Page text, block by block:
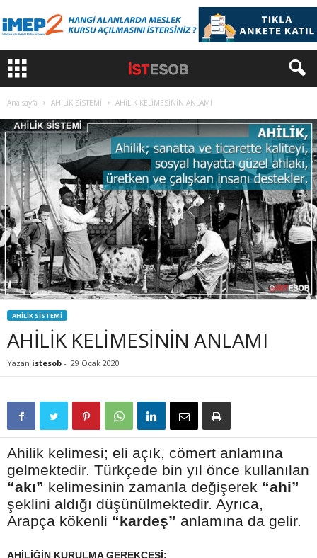
Ana sayfa AHİLİK SİSTEMİ AHİLİK KELİMESİNİN ANLAMI
AHİLİK SİSTEMİ
AHİLİK KELİMESİNİN ANLAMI
Yazan istesob - 29 Ocak 2020
Ahilik kelimesi; eli açık, cömert anlamına
gelmektedir. Türkçede bin yıl önce kullanılan
“akı” kelimesinin zamanla değişerek “ahi”
şeklini aldığı düşünülmektedir. Ayrıca,
Arapça kökenli “kardeş” anlamına da gelir.
AHİLİĞİN KURULMA GEREKÇESİ: